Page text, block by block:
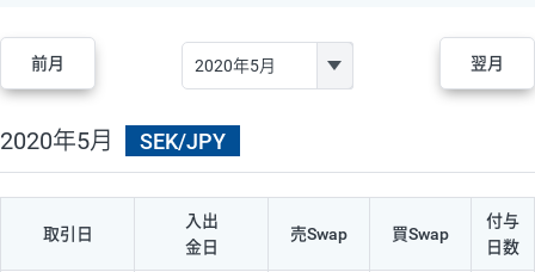
前月 翌月
2020年5月 SEK/JPY
取引日
入出
金日
売Swap 買Swap
付与
日数